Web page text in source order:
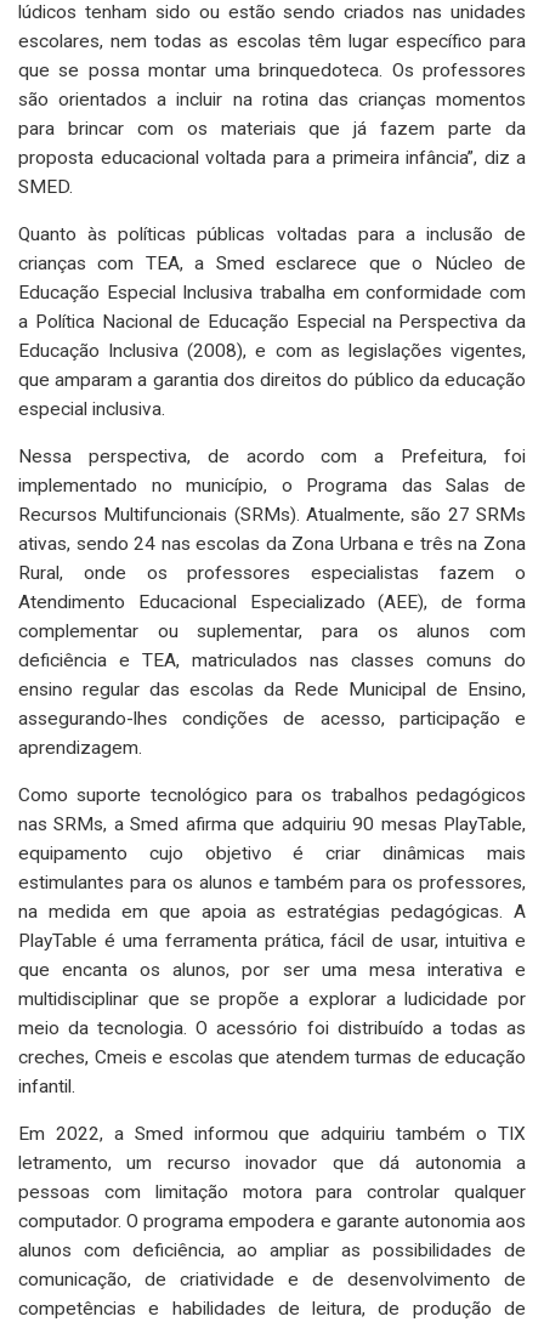
lúdicos tenham sido ou estão sendo criados nas unidades
escolares, nem todas as escolas têm lugar específico para
que se possa montar uma brinquedoteca. Os professores
são orientados a incluir na rotina das crianças momentos
para brincar com os materiais que já fazem parte da
proposta educacional voltada para a primeira infância”, diz a
SMED.
Quanto às políticas públicas voltadas para a inclusão de
crianças com TEA, a Smed esclarece que o Núcleo de
Educação Especial Inclusiva trabalha em conformidade com
a Política Nacional de Educação Especial na Perspectiva da
Educação Inclusiva (2008), e com as legislações vigentes,
que amparam a garantia dos direitos do público da educação
especial inclusiva.
Nessa perspectiva, de acordo com a Prefeitura, foi
implementado no município, o Programa das Salas de
Recursos Multifuncionais (SRMs). Atualmente, são 27 SRMs
ativas, sendo 24 nas escolas da Zona Urbana e três na Zona
Rural, onde os professores especialistas fazem o
Atendimento Educacional Especializado (AEE), de forma
complementar ou suplementar, para os alunos com
deficiência e TEA, matriculados nas classes comuns do
ensino regular das escolas da Rede Municipal de Ensino,
assegurando-lhes condições de acesso, participação e
aprendizagem.
Como suporte tecnológico para os trabalhos pedagógicos
nas SRMs, a Smed afirma que adquiriu 90 mesas PlayTable,
equipamento cujo objetivo é criar dinâmicas mais
estimulantes para os alunos e também para os professores,
na medida em que apoia as estratégias pedagógicas. A
PlayTable é uma ferramenta prática, fácil de usar, intuitiva e
que encanta os alunos, por ser uma mesa interativa e
multidisciplinar que se propõe a explorar a ludicidade por
meio da tecnologia. O acessório foi distribuído a todas as
creches, Cmeis e escolas que atendem turmas de educação
infantil.
Em 2022, a Smed informou que adquiriu também o TIX
letramento, um recurso inovador que dá autonomia a
pessoas com limitação motora para controlar qualquer
computador. O programa empodera e garante autonomia aos
alunos com deficiência, ao ampliar as possibilidades de
comunicação, de criatividade e de desenvolvimento de
competências e habilidades de leitura, de produção de